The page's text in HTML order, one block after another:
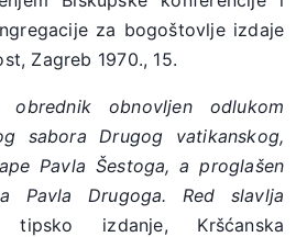
za bogoštovlje izdaje
Zagreb 1970., 15.
obrednik obnovljen odlukom
sabora Drugog vatikanskog,
Pavla Šestoga, a proglašen
Pavla Drugoga. Red slavlja
izdanje, Kršćanska